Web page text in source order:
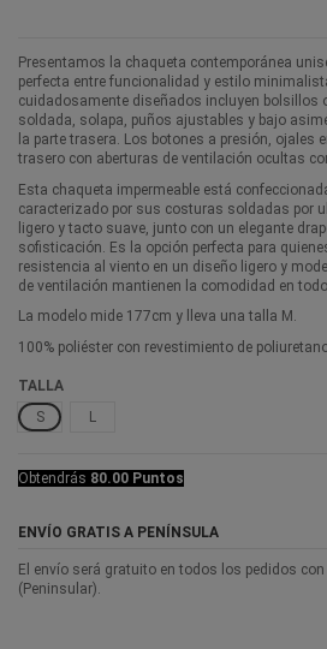
Presentamos la chaqueta contemporánea
perfecta entre funcionalidad y estilo
cuidadosamente diseñados incluyen bolsillos
soldada, solapa, puños ajustables y bajo
la parte trasera. Los botones a presión, ojales
trasero con aberturas de ventilación ocultas
Esta chaqueta impermeable está
caracterizado por sus costuras soldadas por
ligero y tacto suave, junto con un elegante
sofisticación. Es la opción perfecta para
resistencia al viento en un diseño ligero y
de ventilación mantienen la comodidad en
La modelo mide 177cm y lleva una talla M.
100% poliéster con revestimiento de
TALLA
S
L
Obtendrás 80.00 Puntos
ENVÍO GRATIS A PENÍNSULA
El envío será gratuito en todos los pedidos
(Peninsular).